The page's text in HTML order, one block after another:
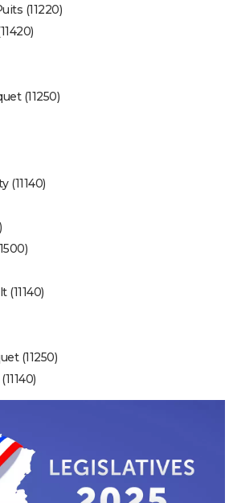
(11220)
(11250)
(11140)
(11140)
(11250)